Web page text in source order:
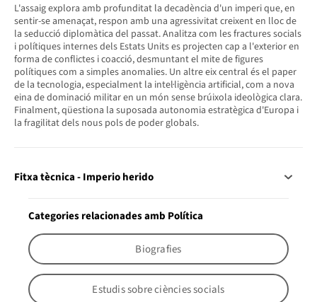
L'assaig explora amb profunditat la decadència d'un imperi que, en
sentir-se amenaçat, respon amb una agressivitat creixent en lloc de
la seducció diplomàtica del passat. Analitza com les fractures socials
i polítiques internes dels Estats Units es projecten cap a l'exterior en
forma de conflictes i coacció, desmuntant el mite de figures
polítiques com a simples anomalies. Un altre eix central és el paper
de la tecnologia, especialment la intel·ligència artificial, com a nova
eina de dominació militar en un món sense brúixola ideològica clara.
Finalment, qüestiona la suposada autonomia estratègica d'Europa i
la fragilitat dels nous pols de poder globals.
Fitxa tècnica - Imperio herido
Categories relacionades amb Política
Biografies
Estudis sobre ciències socials